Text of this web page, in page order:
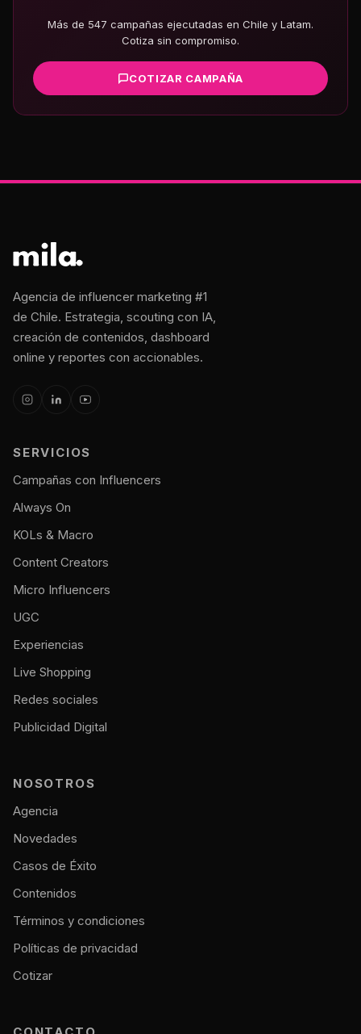
Más de 547 campañas ejecutadas en Chile y Latam.
Cotiza sin compromiso.
COTIZAR CAMPAÑA
Agencia de influencer marketing #1
de Chile. Estrategia, scouting con IA,
creación de contenidos, dashboard
online y reportes con accionables.
SERVICIOS
Campañas con Influencers
Always On
KOLs & Macro
Content Creators
Micro Influencers
UGC
Experiencias
Live Shopping
Redes sociales
Publicidad Digital
NOSOTROS
Agencia
Novedades
Casos de Éxito
Contenidos
Términos y condiciones
Políticas de privacidad
Cotizar